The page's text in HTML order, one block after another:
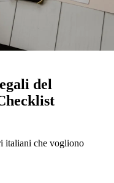
del
italiani che vogliono